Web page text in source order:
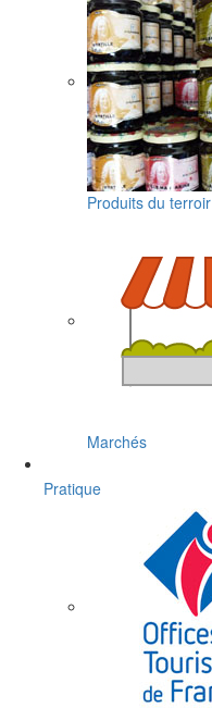
Produits du terroir
Marchés
Pratique